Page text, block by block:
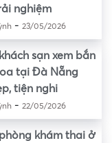
nghiệm
- 23/05/2026
sạn xem bắn
tại Đà Nẵng
tiện nghi
- 22/05/2026
khám thai ở